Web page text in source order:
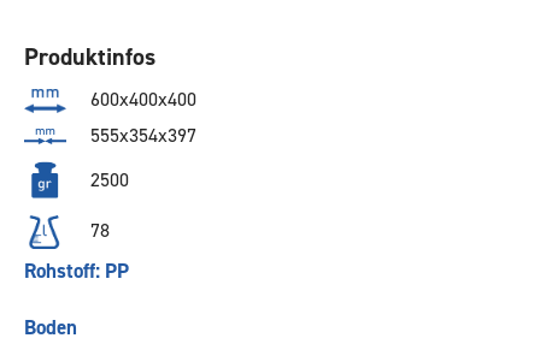
Produktinfos
600x400x400
555x354x397
2500
78
Rohstoff: PP
Boden